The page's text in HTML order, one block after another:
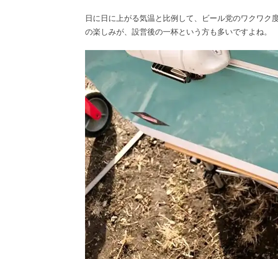
日に日に上がる気温と比例して、ビール党のワクワク
の楽しみが、設営後の一杯という方も多いですよね。